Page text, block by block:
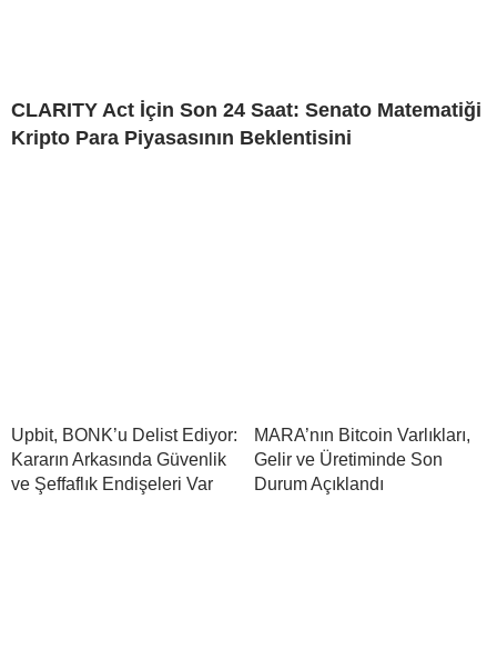
CLARITY Act İçin Son 24 Saat: Senato Matematiği
Kripto Para Piyasasının Beklentisini
Upbit, BONK’u Delist Ediyor:
Kararın Arkasında Güvenlik
ve Şeffaflık Endişeleri Var
MARA’nın Bitcoin Varlıkları,
Gelir ve Üretiminde Son
Durum Açıklandı